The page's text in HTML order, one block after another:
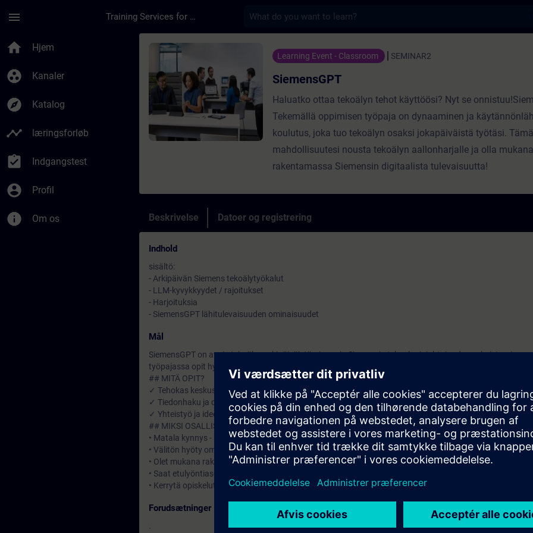
menu Training Services for Digital Industries
home Hjem
group_work Kanaler
explore Katalog
timeline læringsforløb
assignment_turned_in Indgangstest
account_circle Profil
info Om os
Rute - SiemensGPT - Træning - Undervisning - Efteruddannelse
Learning Event - Classroom SEMINAR2
SiemensGPT
Haluatko ottaa tekoälyn tehot käyttöösi? Nyt se
Tekemällä oppimisen työpaja on dynaaminen ja
koulutus, joka tuo tekoälyn osaksi jokapäiväistä työtäsi.
mahdollisuutesi nousta tekoälyn aallonharjalle ja olla mukana
rakentamassa Siemensin digitaalista tulevaisuutta!
Beskrivelse Datoer og registrering
Indhold
sisältö:
- Arkipäivän Siemens tekoälytyökalut
- LLM-kyvykkyydet / rajoitukset
- Harjoituksia
- SiemensGPT lähitulevaisuuden ominaisuudet
Mål
SiemensGPT on avain tekoälyn arkipäiväistämiseen ja Siemensin teknologiajohtajuuden vahvistamiseen.
työpajassa opit hyödyntämään tekoälyä tavalla, joka muuttaa työskentelytapasi pysyvästi.
## MITÄ OPIT?
✓ Tehokas keskustelu tekoälyn kanssa
✓ Tiedonhaku ja dokumenttien käsittely
✓ Yhteistyö ja ideoiden jakaminen
## MIKSI OSALLISTUA?
• Matala kynnys - helppo aloittaa
• Välitön hyöty omaan työhösi
• Olet mukana rakentamassa ONE Tech Company -visiota
• Saat etulyöntiaseman tekoälyn hyödyntämisessä
• Kerrytä opiskelutunteja (Learning hours)
Forudsætninger